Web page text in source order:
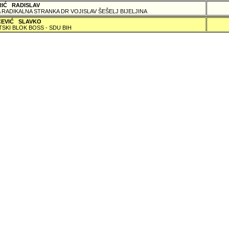
RADISLAV
RADIKALNA STRANKA DR VOJISLAV ŠEŠELJ BIJELJINA
SLAVKO
BLOK BOSS - SDU BIH